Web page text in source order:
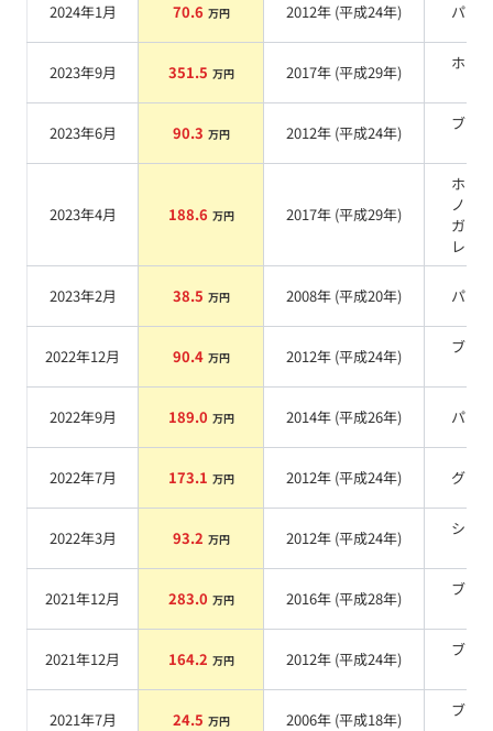
2024年1月 70.6 万円 2012年 (平成24年) パール
2023年9月 351.5 万円 2017年 (平成29年)
ホワ
2023年6月 90.3 万円 2012年 (平成24年)
ブラ
2023年4月 188.6 万円 2017年 (平成29年)
ホワ
ノー
ガラ
レーク
2023年2月 38.5 万円 2008年 (平成20年) パール
2022年12月 90.4 万円 2012年 (平成24年)
ブラ
2022年9月 189.0 万円 2014年 (平成26年) パール
2022年7月 173.1 万円 2012年 (平成24年) グレー
2022年3月 93.2 万円 2012年 (平成24年)
シル
2021年12月 283.0 万円 2016年 (平成28年)
ブラ
2021年12月 164.2 万円 2012年 (平成24年)
ブラ
2021年7月 24.5 万円 2006年 (平成18年)
ブラ